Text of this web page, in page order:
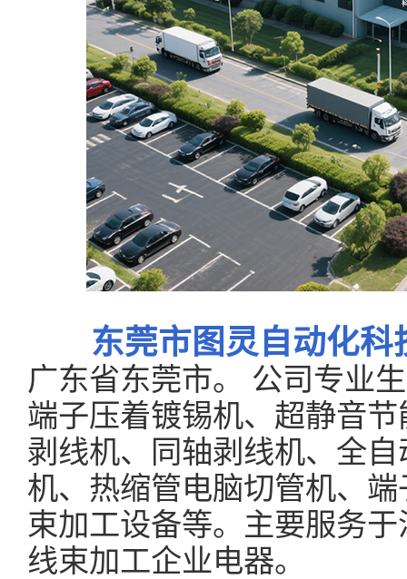
东莞市图灵自动化科
广东省东莞市。 公司专业
端子压着镀锡机、超静音
剥线机、同轴剥线机、全
机、热缩管电脑切管机、
束加工设备等。主要服务
线束加工企业电器。